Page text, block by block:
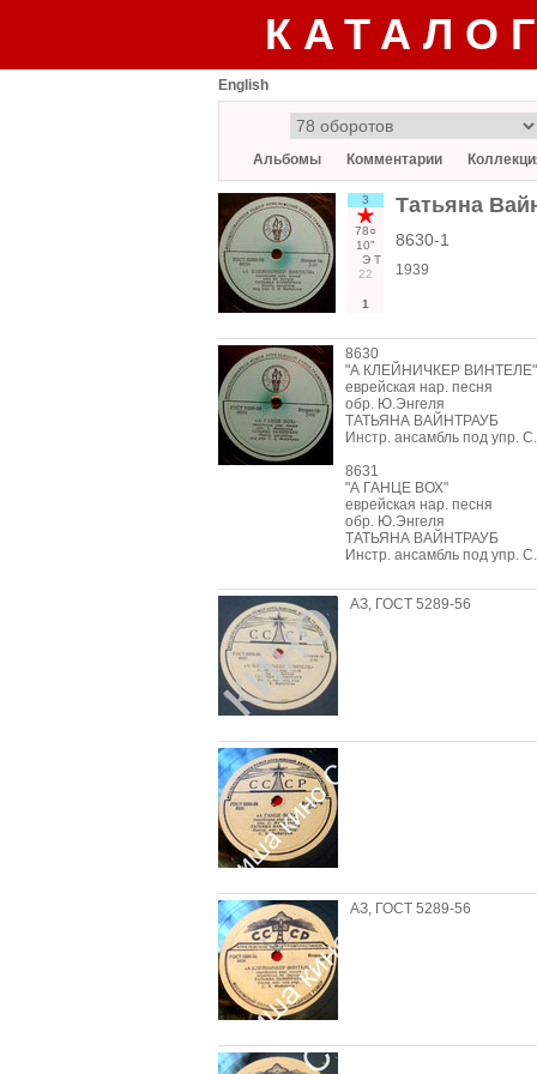
English
Альбомы Комментарии
3
78○
10"
Э Т
22
1
Татьяна
8630-1
1939
8630
"А КЛЕЙНИЧКЕР ВИНТЕЛЕ"
еврейская нар. песня
обр. Ю.Энгеля
ТАТЬЯНА ВАЙНТРАУБ
Инстр. ансамбль под упр.
8631
"А ГАНЦЕ ВОХ"
еврейская нар. песня
обр. Ю.Энгеля
ТАТЬЯНА ВАЙНТРАУБ
Инстр. ансамбль под упр.
АЗ, ГОСТ 5289-56
АЗ, ГОСТ 5289-56